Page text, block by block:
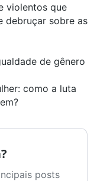
violentos que
debruçar sobre as
de gênero
como a luta
posts